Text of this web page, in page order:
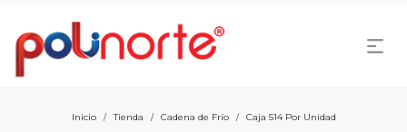
Inicio / Tienda / Cadena de Frío / Caja 514 Por Unidad